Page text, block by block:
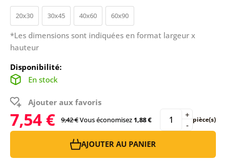
20x30 30x45 40x60 60x90
*Les dimensions sont indiquées en format largeur x
hauteur
Disponibilité:
En stock
Ajouter aux favoris
7,54 € 9,42 €Vous économisez1,88 € -
+ pièce(s)
AJOUTER AU PANIER